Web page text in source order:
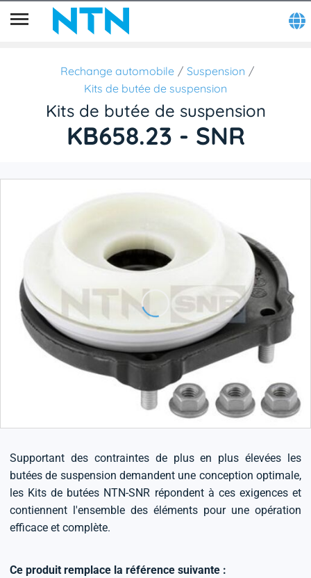
Rechange automobile
Suspension
Kits de butée de suspension
Kits de butée de suspension
KB658.23 - SNR
Supportant des contraintes de plus en plus élevées les
butées de suspension demandent une conception optimale,
les Kits de butées NTN-SNR répondent à ces exigences et
contiennent l'ensemble des éléments pour une opération
efficace et complète.
Ce produit remplace la référence suivante :